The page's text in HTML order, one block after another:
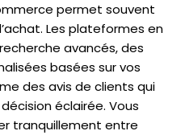
permet souvent
Les plateformes en
avancés, des
basées sur vos
des avis de clients qui
éclairée. Vous
tranquillement entre